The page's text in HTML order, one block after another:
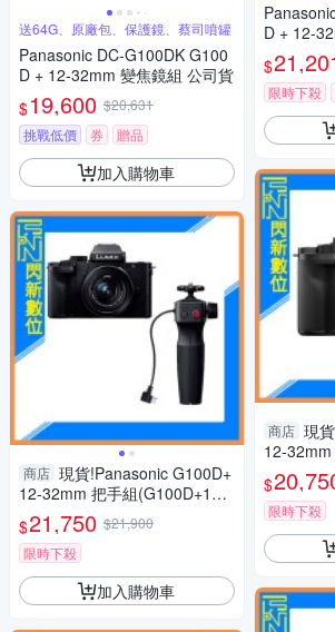
送64G、原廠包、保護鏡、蔡司噴罐
Panasonic DC-G100DK G100
D + 12-32mm 變焦鏡組 公司貨
$19,600 $20,631
挑戰低價
券 贈品
加入購物車
商店 現貨!Panasonic G100D+
12-32mm 把手組(G100D+123
2+SHGR2，公司貨)G100
$21,750 $21,900
限時下殺
加入購物車
D + 12-
$
限時下殺
商店 現
12-
2，公司
$
限時下殺